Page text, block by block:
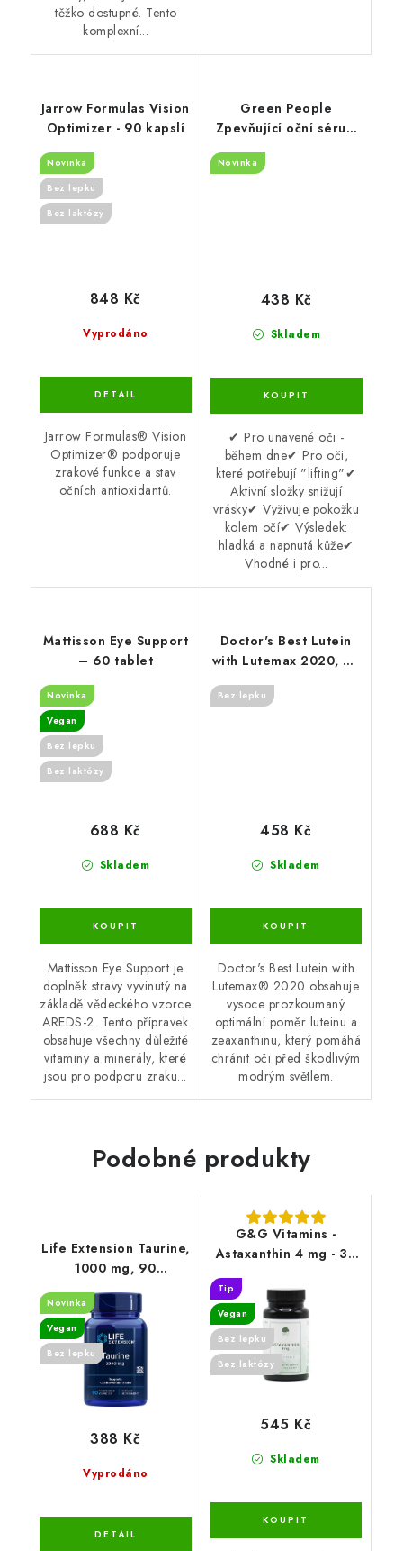
těžko dostupné. Tento
komplexní...
Jarrow Formulas Vision
Optimizer - 90 kapslí
Novinka
Bez lepku
Bez laktózy
Vyprodáno
848 Kč
Jarrow Formulas® Vision
Optimizer® podporuje
zrakové funkce a stav
očních antioxidantů.
Green People
Zpevňující oční sérum
Novinka
Skladem
438 Kč
✔ Pro unavené oči -
během dne✔ Pro oči,
které potřebují "lifting"✔
Aktivní složky snižují
vrásky✔ Vyživuje pokožku
kolem očí✔ Výsledek:
hladká a napnutá kůže✔
Vhodné i pro...
Mattisson Eye Support
– 60 tablet
Novinka
Vegan
Bez lepku
Bez laktózy
Skladem
688 Kč
Mattisson Eye Support je
doplněk stravy vyvinutý na
základě vědeckého vzorce
AREDS-2. Tento přípravek
obsahuje všechny důležité
vitaminy a minerály, které
jsou pro podporu zraku...
Doctor's Best Lutein
with Lutemax 2020, 20
Bez lepku
Skladem
458 Kč
Doctor's Best Lutein with
Lutemax® 2020 obsahuje
vysoce prozkoumaný
optimální poměr luteinu a
zeaxanthinu, který pomáhá
chránit oči před škodlivým
modrým světlem.
Podobné produkty
Life Extension Taurine,
1000 mg, 90
rostlinných kapslí
Novinka
Vegan
Bez lepku
Vyprodáno
388 Kč
G&G Vitamins -
Astaxanthin 4 mg - 30
Tip
Vegan
Bez lepku
Bez laktózy
Skladem
545 Kč